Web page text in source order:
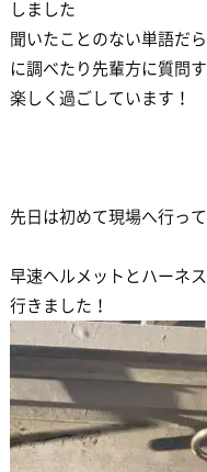
しました
聞いたことのない単語だ
に調べたり先輩方に質問
楽しく過ごしています！
先日は初めて現場へ行っ
早速ヘルメットとハーネ
行きました！